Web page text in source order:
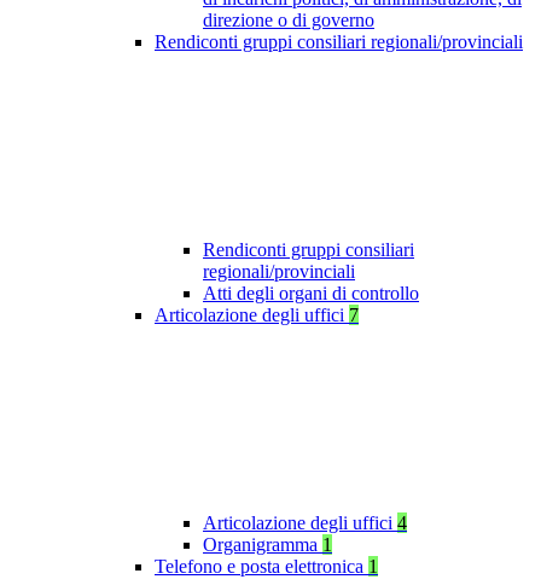
direzione o di governo
Rendiconti gruppi consiliari regionali/provinciali
Rendiconti gruppi consiliari
regionali/provinciali
Atti degli organi di controllo
Articolazione degli uffici 7
Articolazione degli uffici 4
Organigramma 1
Telefono e posta elettronica 1